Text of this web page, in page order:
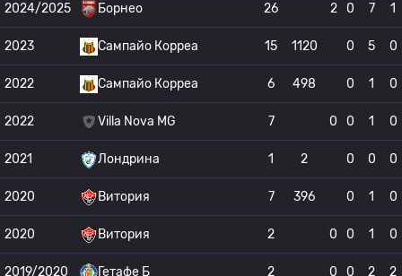
2024/2025 Борнео 26 2 0 7 1
2023 Сампайо Корреа 15 1120 0 5 0
2022 Сампайо Корреа 6 498 0 1 0
2022 Villa Nova MG 7 0 0 1 0
2021 Лондрина 1 2 0 0 0
2020 Витория 7 396 0 1 0
2020 Витория 2 0 0 1 0
2019/2020 Гетафе Б 2 0 0 2 2